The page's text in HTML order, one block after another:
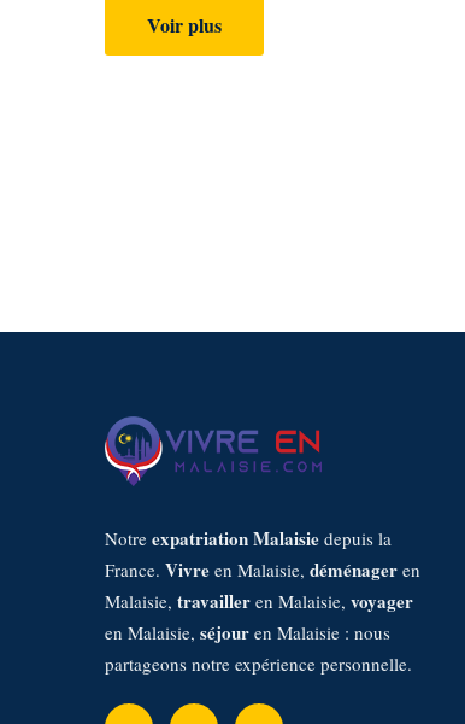
Voir plus
Notre expatriation Malaisie depuis la
France. Vivre en Malaisie, déménager en
Malaisie, travailler en Malaisie, voyager
en Malaisie, séjour en Malaisie : nous
partageons notre expérience personnelle.